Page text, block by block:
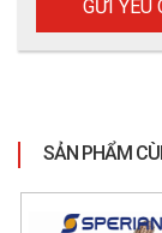
SẢN PHẨM